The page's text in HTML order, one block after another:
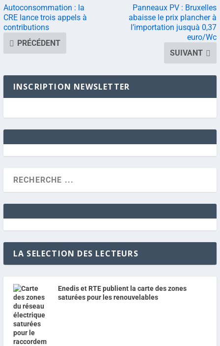
Autoconsommation : la
CRE lance trois appels à
contributions
PRÉCÉDENT
Panneaux PV : Bruxelles
abaisse le prix plancher à
l’importation jusquà 0,37
euro/Wc
SUIVANT
INSCRIPTION NEWSLETTER
LA SELECTION DES LECTEURS
Enedis et RTE publient la carte des zones
saturées pour les renouvelables